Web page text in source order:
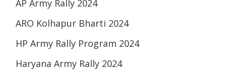
AP Army Rally 2024
ARO Kolhapur Bharti 2024
HP Army Rally Program 2024
Haryana Army Rally 2024